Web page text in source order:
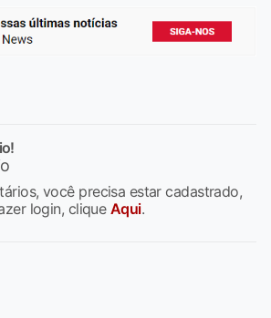
você precisa estar cadastrado,
login, clique Aqui.